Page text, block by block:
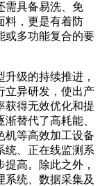
需具备易洗、免
料，更是有着防
或多功能复合的要
级的持续推进，
立异研发，使出产
获得无效优化和提
替代了高耗能、
机等高效加工设备
统、正在线监测系
高。除此之外，
系统、数据采集及